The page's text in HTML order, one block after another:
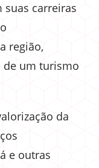
suas carreiras
região,
de um turismo
da
e outras